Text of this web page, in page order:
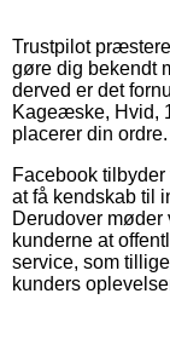
Trustpilot
gøre dig bekendt
derved er det
Kageæske, Hvid,
placerer din ordre.
Facebook
at få kendskab til
Derudover
kunderne at
service, som
kunders